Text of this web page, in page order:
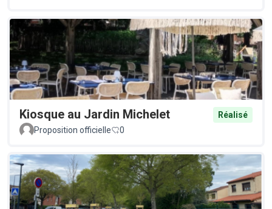
Kiosque au Jardin Michelet
Réalisé
Proposition officielle
0